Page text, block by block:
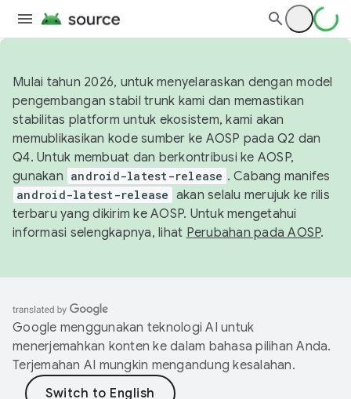
Mulai tahun 2026, untuk menyelaraskan dengan model
pengembangan stabil trunk kami dan memastikan
stabilitas platform untuk ekosistem, kami akan
memublikasikan kode sumber ke AOSP pada Q2 dan
Q4. Untuk membuat dan berkontribusi ke AOSP,
gunakan android-latest-release . Cabang manifes
android-latest-release akan selalu merujuk ke rilis
terbaru yang dikirim ke AOSP. Untuk mengetahui
informasi selengkapnya, lihat Perubahan pada AOSP.
Google menggunakan teknologi AI untuk
menerjemahkan konten ke dalam bahasa pilihan Anda.
Terjemahan AI mungkin mengandung kesalahan.